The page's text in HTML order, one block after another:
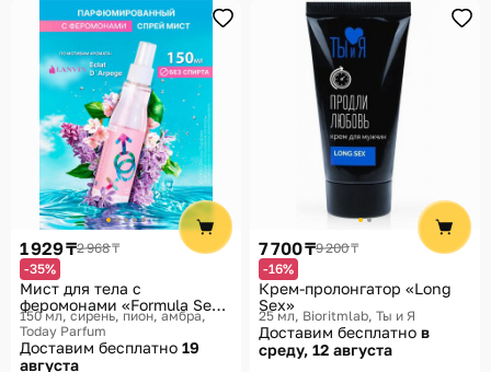
1 929 ₸2 968 ₸
-35%
Мист для тела с
феромонами «Formula Sexy
№4»
150 мл, сирень, пион, амбра
Today Parfum
Доставим бесплатно 19
августа
7 700 ₸9 200 ₸
-16%
Крем-пролонгатор «Long
Sex»
25 мл Bioritmlab, Ты и Я
Доставим бесплатно в
среду, 12 августа